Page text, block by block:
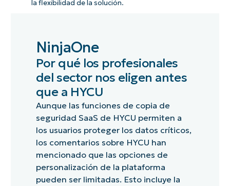
la flexibilidad de la solución.
NinjaOne
Por qué los profesionales
del sector nos eligen antes
que a HYCU
Aunque las funciones de copia de
seguridad SaaS de HYCU permiten a
los usuarios proteger los datos críticos,
los comentarios sobre HYCU han
mencionado que las opciones de
personalización de la plataforma
pueden ser limitadas. Esto incluye la